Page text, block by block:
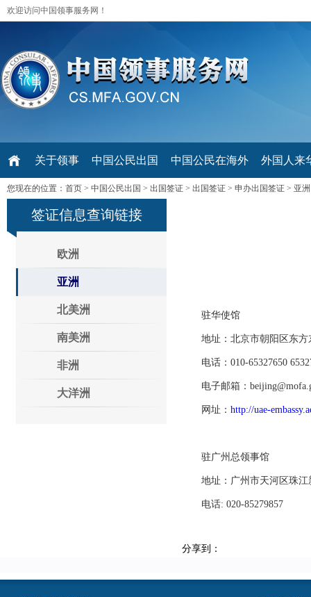
欢迎访问中国领事服务网！
关于领事 中国公民出国 中国公民在海外 外国人来
您现在的位置： 首页 > 中国公民出国 > 出国签证 > 出国签证 > 申办出国签证 > 亚洲
签证信息查询链接
欧洲
亚洲
北美洲
南美洲
非洲
大洋洲
驻华使馆
地址：北京市朝阳区东方
电话：010-65327650
电子邮箱：
网址： http://uae-
驻广州总领事馆
地址：广州市天河区珠江
电话: 020-85279857
分享到：